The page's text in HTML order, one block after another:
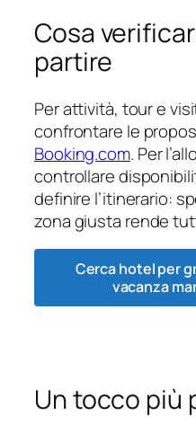
Cosa
partire
Per attività, tour e
confrontare le
Booking.com. Per
controllare
definire l’itinerario:
zona giusta rende
Cerca hotel per
vacanza
Un tocco più